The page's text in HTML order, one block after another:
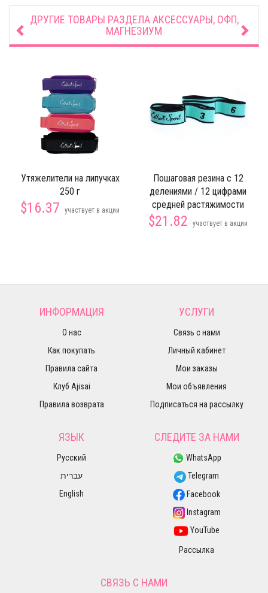
ДРУГИЕ ТОВАРЫ РАЗДЕЛААКСЕССУАРЫ, ОФП,
МАГНЕЗИУМ
Утяжелители на липучках
250 г
$16.37 участвует в акции
Пошаговая резина с 12
делениями / 12 цифрами
средней растяжимости
$21.82 участвует в акции
ИНФОРМАЦИЯ
О нас
Как покупать
Правила сайта
Клуб Ajisai
Правила возврата
УСЛУГИ
Связь с нами
Личный кабинет
Мои заказы
Мои объявления
Подписаться на рассылку
ЯЗЫК
Русский
עברית
English
СЛЕДИТЕ ЗА НАМИ
WhatsApp
Telegram
Facebook
Instagram
YouTube
Рассылка
СВЯЗЬ С НАМИ